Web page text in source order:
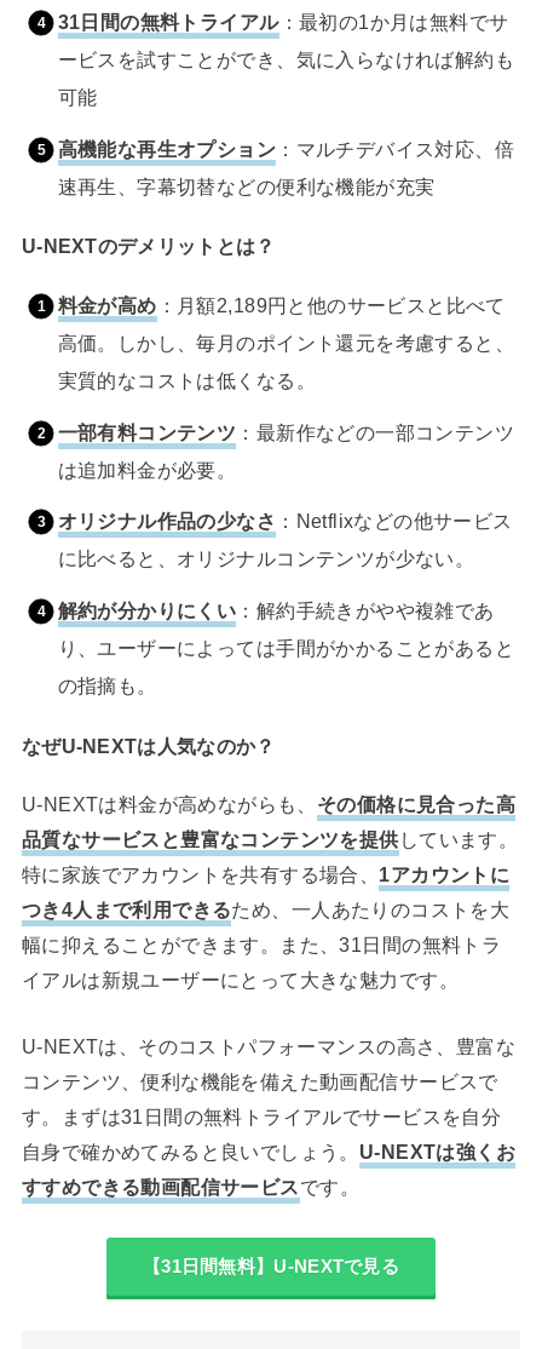
31日間の無料トライアル：最初の1か月は無料でサ
ービスを試すことができ、気に入らなければ解約も
可能
高機能な再生オプション ：マルチデバイス対応、倍
速再生、字幕切替などの便利な機能が充実
U-NEXTのデメリットとは？
料金が高め ：月額2,189円と他のサービスと比べて
高価。しかし、毎月のポイント還元を考慮すると、
実質的なコストは低くなる。
一部有料コンテンツ ：最新作などの一部コンテンツ
は追加料金が必要。
オリジナル作品の少なさ ：Netflixなどの他サービス
に比べると、オリジナルコンテンツが少ない。
解約が分かりにくい ：解約手続きがやや複雑であ
り、ユーザーによっては手間がかかることがあると
の指摘も。
なぜU-NEXTは人気なのか？
U-NEXTは料金が高めながらも、 その価格に見合った高
品質なサービスと豊富なコンテンツを提供 しています。
特に家族でアカウントを共有する場合、 1アカウントに
つき4人まで利用できるため、一人あたりのコストを大
幅に抑えることができます。また、31日間の無料トラ
イアルは新規ユーザーにとって大きな魅力です。
U-NEXTは、そのコストパフォーマンスの高さ、豊富な
コンテンツ、便利な機能を備えた動画配信サービスで
す。まずは31日間の無料トライアルでサービスを自分
自身で確かめてみると良いでしょう。 U-NEXTは強くお
すすめできる動画配信サービスです。
【31日間無料】U-NEXTで見る